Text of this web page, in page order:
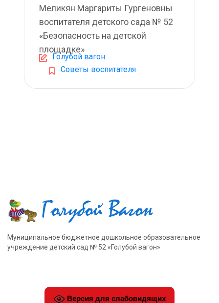
Меликян Маргариты Гургеновны
воспитателя детского сада № 52
«Безопасность на детской
площадке»
Голубой вагон
Советы воспитателя
Муниципальное бюджетное дошкольное образовательное
учреждение детский сад № 52 «Голубой вагон»
Версия для слабовидящих